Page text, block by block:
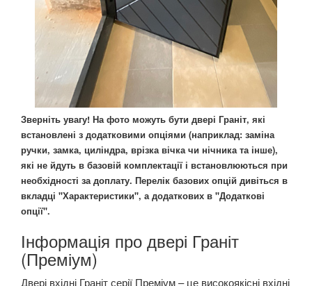
Зверніть увагу! На фото можуть бути двері Граніт, які
встановлені з додатковими опціями (наприклад: заміна
ручки, замка, циліндра, врізка вічка чи нічника та інше),
які не йдуть в базовій комплектації і встановлюються при
необхідності за доплату. Перелік базових опцій дивіться в
вкладці "Характеристики", а додаткових в "Додаткові
опції".
Інформація про двері Граніт
(Преміум)
Двері вхідні Граніт серії Преміум – це високоякісні вхідні